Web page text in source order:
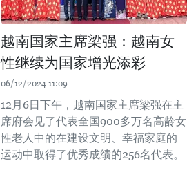
越南国家主席梁强：越南女
性继续为国家增光添彩
06/12/2024 11:09
12月6日下午，越南国家主席梁强在主
席府会见了代表全国900多万名高龄女
性老人中的在建设文明、幸福家庭的
运动中取得了优秀成绩的256名代表。